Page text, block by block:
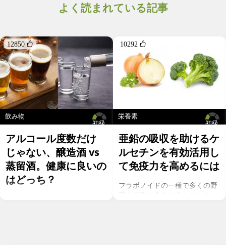
よく読まれている記事
12850 
初級
飲み物
アルコール度数だけ
じゃない、醸造酒 vs
蒸留酒。健康に良いの
はどっち？
10292 
初級
栄養素
亜鉛の吸収を助けるケ
ルセチンを有効活用し
て免疫力を高めるには
フラボノイドの一種で多くの野
菜や果物に含まれるケルセチ